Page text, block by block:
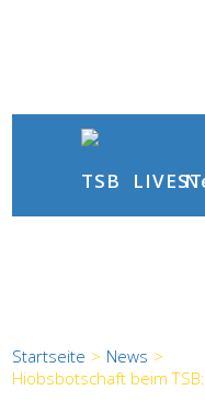
Startseite > News >
Hiobsbotschaft beim